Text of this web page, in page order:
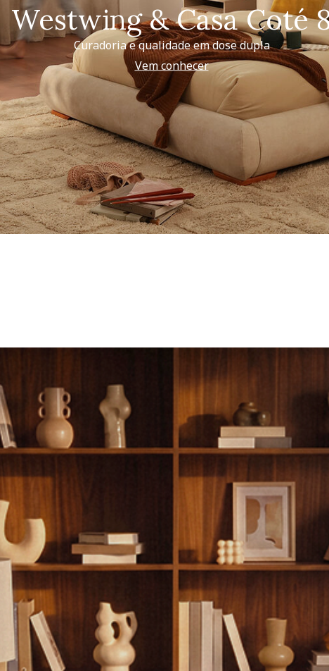
Westwing & Casa Coté
Curadoria e qualidade em dose dupla
Vem conhecer